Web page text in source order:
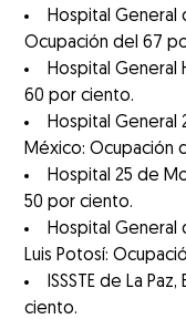
Hospital General
Ocupación del 67
Hospital General
60 por ciento.
Hospital General
México: Ocupación
Hospital 25 de
50 por ciento.
Hospital General
Luis Potosí:
ISSSTE de La
ciento.